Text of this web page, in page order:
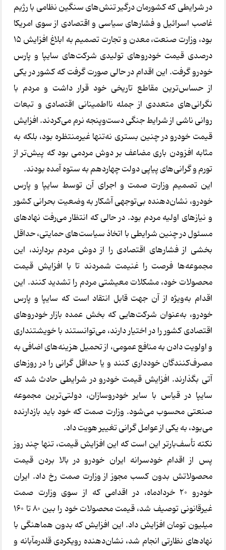
در شرایطی که کشورمان درگیر تنش‌های سنگین نظامی با رژیم
غاصب اسرائیل و فشارهای سیاسی و اقتصادی از سوی امریکا
بود، وزارت صنعت، معدن و تجارت تصمیم به ابلاغ افزایش ۱۵
درصدی قیمت خودروهای تولیدی شرکت‌های سایپا و پارس
خودرو گرفت. این اقدام در حالی صورت گرفت که کشور در یکی
از حساس‌ترین مقاطع تاریخی خود قرار داشت و مردم با
نگرانی‌های متعددی از جمله نااطمینانی اقتصادی و تبعات
روانی ناشی از شرایط جنگی دست‌وپنجه نرم می‌کردند. افزایش
قیمت خودرو در چنین بستری نه‌تنها غیرمنتظره بود، بلکه به
مثابه افزودن باری مضاعف بر دوش مردمی بود که پیش‌تر از
تورم و گرانی‌های پیاپی دولت چهاردهم به ستوه آمده بودند.
این تصمیم وزارت صمت و اجرای آن توسط سایپا و پارس
خودرو، نشان‌دهنده بی‌توجهی آشکار به وضعیت بحرانی کشور
و نیازهای اولیه مردم بود. در حالی که انتظار می‌رفت نهادهای
مسئول در چنین شرایطی با اتخاذ سیاست‌های حمایتی، حداقل
بخشی از فشارهای اقتصادی را از دوش مردم بردارند، این
مجموعه‌ها فرصت را غنیمت شمردند تا با افزایش قیمت
محصولات خود، مشکلات معیشتی مردم را تشدید کنند. این
اقدام به‌ویژه از آن جهت قابل انتقاد است که سایپا و پارس
خودرو، به‌عنوان شرکت‌هایی که بخش عمده بازار خودروهای
اقتصادی کشور را در اختیار دارند، می‌توانستند با خویشتنداری
و اولویت دادن به منافع عمومی، از تحمیل هزینه‌های اضافی به
مصرف‌کنندگان خودداری کنند و یا حداقل گرانی را در روزهای
آتی بگذارند. افزایش قیمت خودرو در شرایطی حادث شد که
سایپا در قیاس با سایر خودروسازان، دولتی‌ترین مجموعه
صنعتی محسوب می‌شود. وزارت صمت که خود باید بازدارنده
می‌بود، به یکی از عوامل گرانی تغییر هویت داد.
نکته تأسف‌بارتر این است که این افزایش قیمت، تنها چند روز
پس از اقدام خودسرانه ایران خودرو در بالا بردن قیمت
محصولاتش بدون کسب مجوز از وزارت صمت رخ داد. ایران
خودرو ۲۰ خردادماه، در اقدامی که از سوی وزارت صمت
غیرقانونی توصیف شد، قیمت محصولات خود را بین ۸۰ تا ۱۶۰
میلیون تومان افزایش داد. این افزایش که بدون هماهنگی با
نهادهای نظارتی انجام شد، نشان‌دهنده رویکردی قلدرمآبانه و